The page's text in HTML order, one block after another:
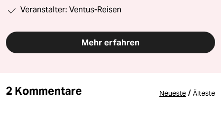
Veranstalter: Ventus-Reisen
Mehr erfahren
2 Kommentare Neueste / Älteste